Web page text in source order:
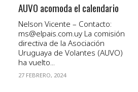
AUVO acomoda el calendario
Nelson Vicente – Contacto:
ms@elpais.com.uy La comisión
directiva de la Asociación
Uruguaya de Volantes (AUVO)
ha vuelto...
27 FEBRERO, 2024